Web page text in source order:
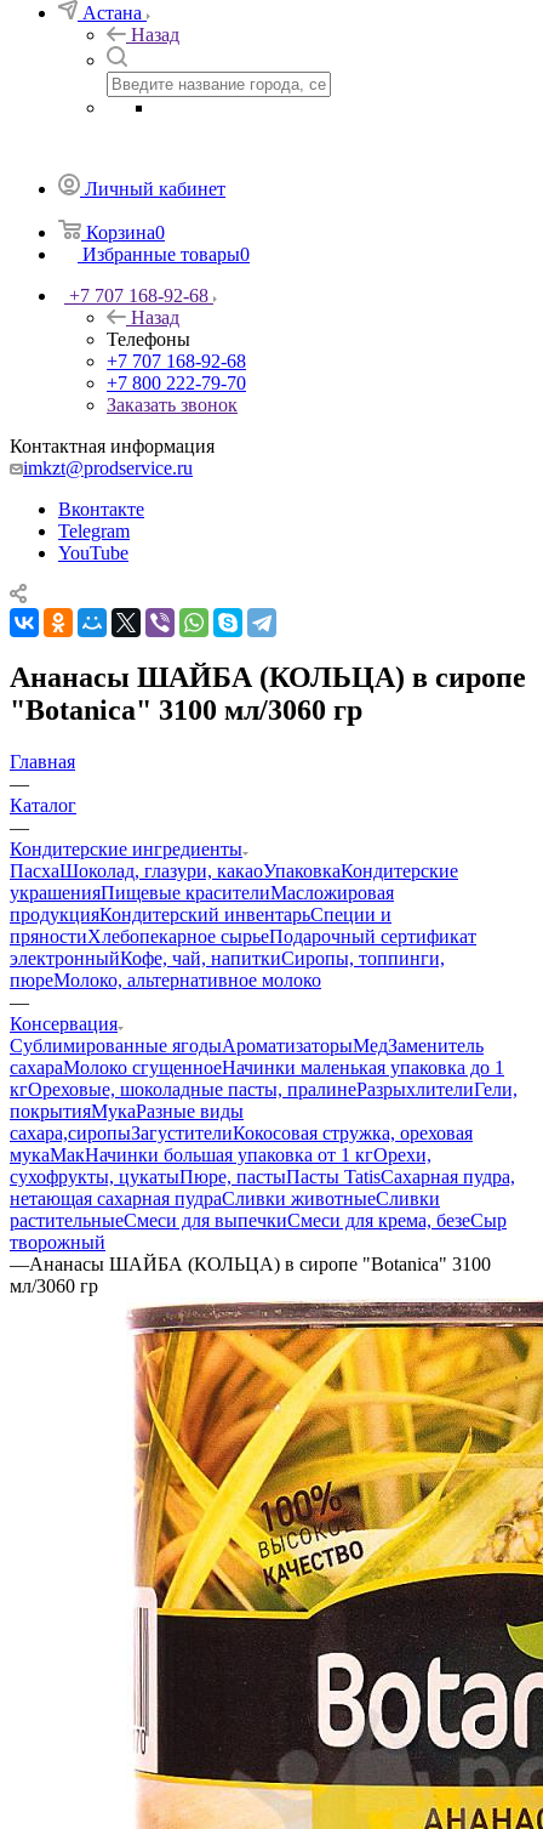
Астана
Назад
Личный кабинет
Корзина0
Избранные товары0
+7 707 168-92-68
Назад
Телефоны
+7 707 168-92-68
+7 800 222-79-70
Заказать звонок
Контактная информация
imkzt@prodservice.ru
Вконтакте
Telegram
YouTube
Ананасы ШАЙБА (КОЛЬЦА) в сиропе
"Botanica" 3100 мл/3060 гр
Главная
—
Каталог
—
Кондитерские ингредиенты
ПасхаШоколад, глазури, какаоУпаковкаКондитерские
украшенияПищевые красителиМасложировая
продукцияКондитерский инвентарьСпеции и
пряностиХлебопекарное сырьеПодарочный сертификат
электронныйКофе, чай, напиткиСиропы, топпинги,
пюреМолоко, альтернативное молоко
—
Консервация
Сублимированные ягодыАроматизаторыМедЗаменитель
сахараМолоко сгущенноеНачинки маленькая упаковка до 1
кгОреховые, шоколадные пасты, пралинеРазрыхлителиГели,
покрытияМукаРазные виды
сахара,сиропыЗагустителиКокосовая стружка, ореховая
мукаМакНачинки большая упаковка от 1 кгОрехи,
сухофрукты, цукатыПюре, пастыПасты TatisСахарная пудра,
нетающая сахарная пудраСливки животныеСливки
растительныеСмеси для выпечкиСмеси для крема, безеСыр
творожный
—Ананасы ШАЙБА (КОЛЬЦА) в сиропе "Botanica" 3100
мл/3060 гр